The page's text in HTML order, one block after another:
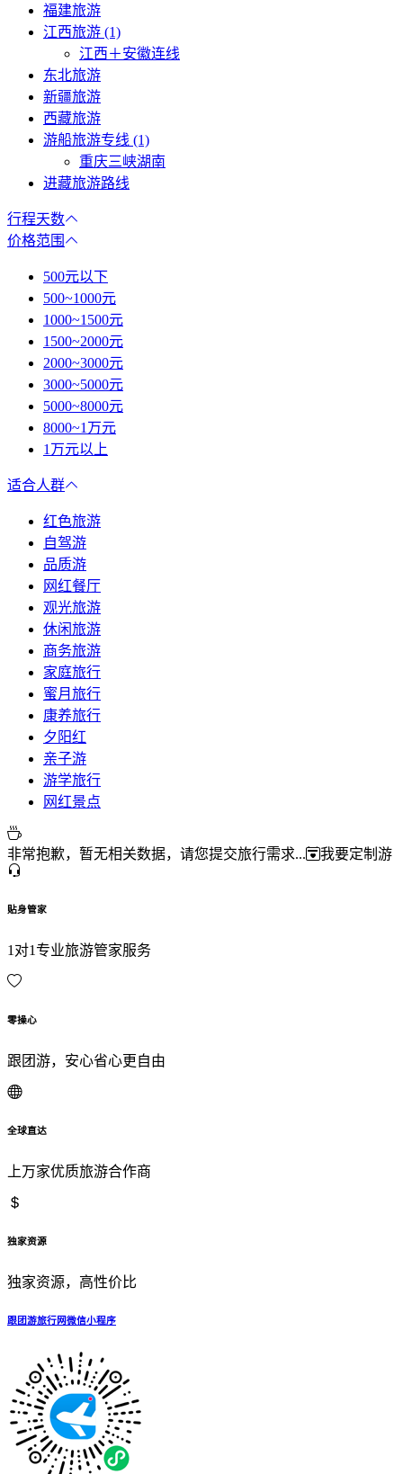
福建旅游
江西旅游 (1)
江西＋安徽连线
东北旅游
新疆旅游
西藏旅游
游船旅游专线 (1)
重庆三峡湖南
进藏旅游路线
行程天数
价格范围
500元以下
500~1000元
1000~1500元
1500~2000元
2000~3000元
3000~5000元
5000~8000元
8000~1万元
1万元以上
适合人群
红色旅游
自驾游
品质游
网红餐厅
观光旅游
休闲旅游
商务旅游
家庭旅行
蜜月旅行
康养旅行
夕阳红
亲子游
游学旅行
网红景点
非常抱歉，暂无相关数据，请您提交旅行需求... 我要定制游
贴身管家
1对1专业旅游管家服务
零操心
跟团游，安心省心更自由
全球直达
上万家优质旅游合作商
独家资源
独家资源，高性价比
跟团游旅行网微信小程序